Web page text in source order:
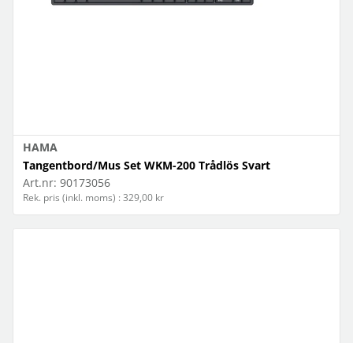
HAMA
Tangentbord/Mus Set WKM-200 Trådlös Svart
Art.nr: 90173056
Rek. pris (inkl. moms) : 329,00 kr